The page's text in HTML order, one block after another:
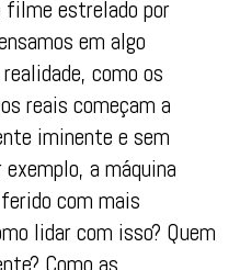
filme estrelado por
em algo
como os
reais começam a
iminente e sem
a máquina
com mais
lidar com isso? Quem
Como as